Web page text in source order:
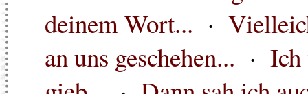
deinem Wort... ·
an uns geschehen... ·